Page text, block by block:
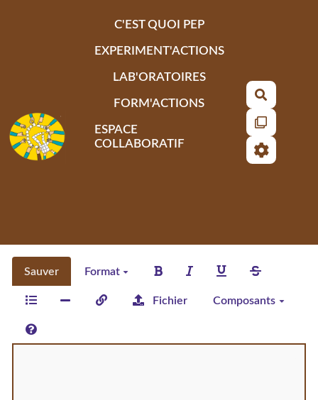
C'EST QUOI PEP
EXPERIMENT'ACTIONS
LAB'ORATOIRES
FORM'ACTIONS
ESPACE
COLLABORATIF
Sauver Format
Fichier Composants